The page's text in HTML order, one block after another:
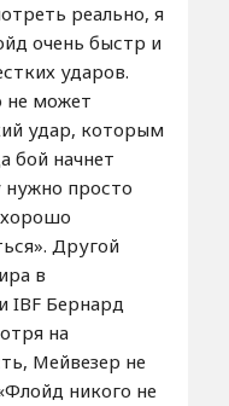
реально, я
очень быстр и
ударов.
не может
удар, которым
бой начнет
просто
Другой
в
IBF Бернард
на
Мейвезер не
никого не